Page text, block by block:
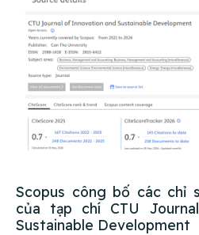
Scopus công bố các chỉ
của tạp chí CTU
Sustainable Development